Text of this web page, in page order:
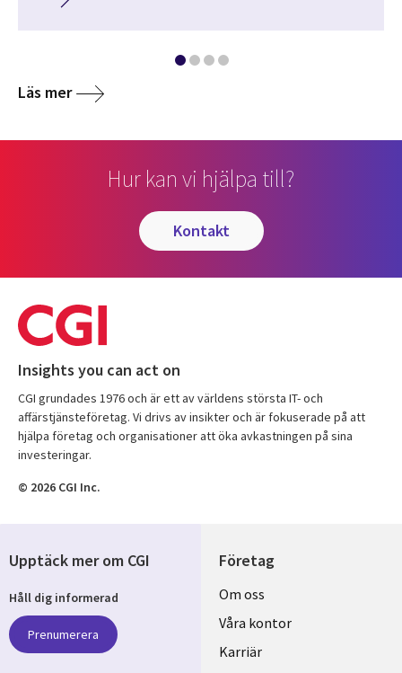
Läs mer
Hur kan vi hjälpa till?
kontakt
Insights you can act on
CGI grundades 1976 och är ett av världens största IT- och
affärstjänsteföretag. Vi drivs av insikter och är fokuserade på att
hjälpa företag och organisationer att öka avkastningen på sina
investeringar.
© 2026 CGI Inc.
Företag
Useful
links
SWEDEN
Om oss
Våra kontor
Karriär
Upptäck mer om CGI
Håll dig informerad
Prenumerera